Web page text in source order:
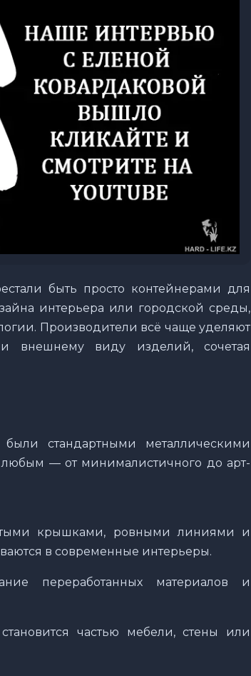
быть просто контейнерами для
интерьера или городской среды,
Производители всё чаще уделяют
внешнему виду изделий, сочетая
стандартными металлическими
— от минималистичного до арт-
крышками, ровными линиями и
в современные интерьеры.
переработанных материалов и
частью мебели, стены или